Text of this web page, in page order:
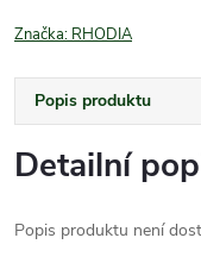
Značka: RHODIA
Popis produktu
Detailní
Popis produktu není